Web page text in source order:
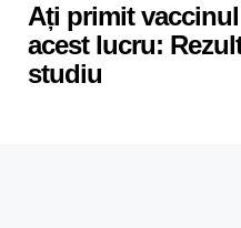
Ați primit
acest lucru:
studiu